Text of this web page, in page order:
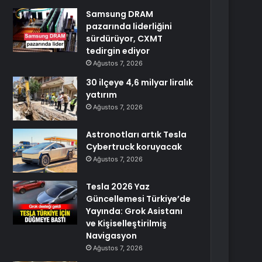
Samsung DRAM
pazarında liderliğini
sürdürüyor, CXMT
tedirgin ediyor
Ağustos 7, 2026
30 ilçeye 4,6 milyar liralık
yatırım
Ağustos 7, 2026
Astronotları artık Tesla
Cybertruck koruyacak
Ağustos 7, 2026
Tesla 2026 Yaz
Güncellemesi Türkiye’de
Yayında: Grok Asistanı
ve Kişiselleştirilmiş
Navigasyon
Ağustos 7, 2026